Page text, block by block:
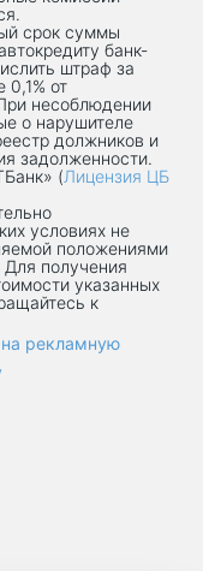
срок суммы
банк-
штраф за
от
несоблюдении
о нарушителе
должников и
задолженности.
(Лицензия ЦБ
условиях не
положениями
получения
указанных
к
на рекламную